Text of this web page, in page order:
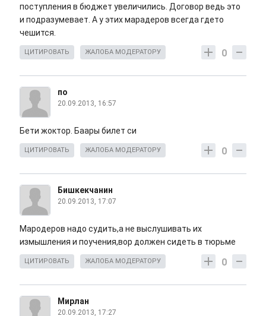
поступления в бюджет увеличились. Договор ведь это
и подразумевает. А у этих марадеров всегда гдето
чешится.
0
ЦИТИРОВАТЬ ЖАЛОБА МОДЕРАТОРУ
по
20.09.2013, 16:57
Бети жоктор. Баары билет си
0
ЦИТИРОВАТЬ ЖАЛОБА МОДЕРАТОРУ
Бишкекчанин
20.09.2013, 17:07
Мародеров надо судить,а не выслушивать их
измышления и поучения,вор должен сидеть в тюрьме
0
ЦИТИРОВАТЬ ЖАЛОБА МОДЕРАТОРУ
Мирлан
20.09.2013, 17:27